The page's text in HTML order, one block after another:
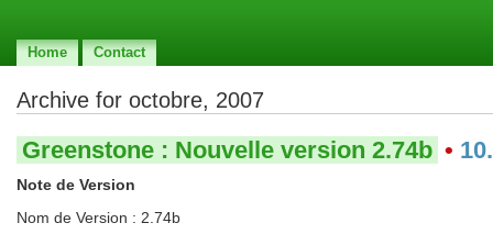
Home Contact
Archive for octobre, 2007
Greenstone : Nouvelle version 2.74b •
Note de Version
Nom de Version : 2.74b